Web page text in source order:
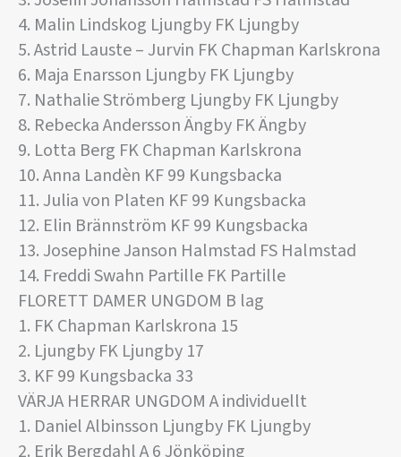
4. Malin Lindskog Ljungby FK Ljungby
5. Astrid Lauste – Jurvin FK Chapman Karlskrona
6. Maja Enarsson Ljungby FK Ljungby
7. Nathalie Strömberg Ljungby FK Ljungby
8. Rebecka Andersson Ängby FK Ängby
9. Lotta Berg FK Chapman Karlskrona
10. Anna Landèn KF 99 Kungsbacka
11. Julia von Platen KF 99 Kungsbacka
12. Elin Brännström KF 99 Kungsbacka
13. Josephine Janson Halmstad FS Halmstad
14. Freddi Swahn Partille FK Partille
FLORETT DAMER UNGDOM B lag
1. FK Chapman Karlskrona 15
2. Ljungby FK Ljungby 17
3. KF 99 Kungsbacka 33
VÄRJA HERRAR UNGDOM A individuellt
1. Daniel Albinsson Ljungby FK Ljungby
2. Erik Bergdahl A 6 Jönköping